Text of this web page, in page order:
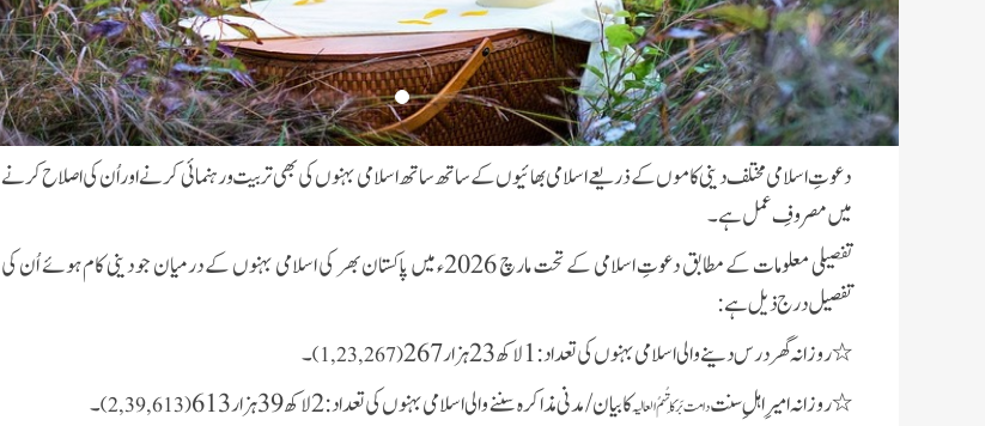
دعوتِ اسلامی مختلف دینی کاموں کے ذریعے اسلامی بھائیوں کےساتھ ساتھ اسلامی بہنوں کی بھی تربیت و رہنمائی کرنے اور اُن کی اصلاح کرنے
میں مصروفِ عمل ہے۔
تفصیلی معلومات کے مطابق دعوتِ اسلامی کے تحت مارچ 2026ء میں پاکستان بھر کی اسلامی بہنوں کے درمیان جو دینی کام ہوئے اُن کی
تفصیل درج ذیل ہے:
٭روزانہ گھر درس دینے والی اسلامی بہنوں کی تعداد:1 لاکھ 23 ہزار 267
(
1, 23, 267
)۔
٭روزانہ امیرِ اہلِ سنتدامت بَرَکَاتُہمُ العالیہکا بیان / مدنی مذاکرہ سننے والی اسلامی بہنوں کی تعداد:2 لاکھ 39 ہزار 613 (
2, 39, 613
)۔